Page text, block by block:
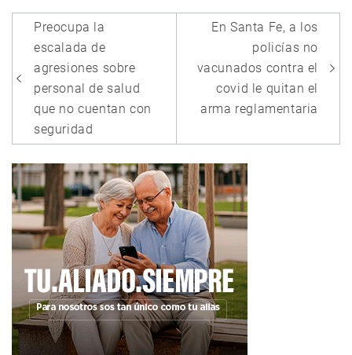
Navegación
de
entradas
Preocupa la
escalada de
agresiones sobre
personal de salud
que no cuentan con
seguridad
En Santa Fe, a los
policías no
vacunados contra el
covid le quitan el
arma reglamentaria